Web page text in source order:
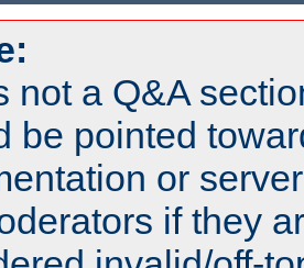
not a Q&A
be pointed
or
if they